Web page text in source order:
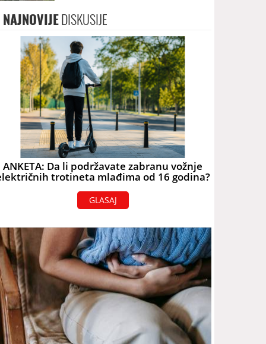
NAJNOVIJEDISKUSIJE
ANKETA: Da li podržavate zabranu vožnje
trotineta mlađima od 16 godina?
GLASAJ